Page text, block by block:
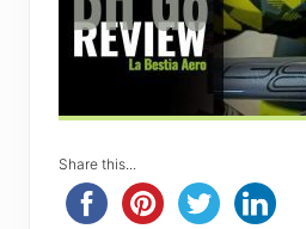
Share this...